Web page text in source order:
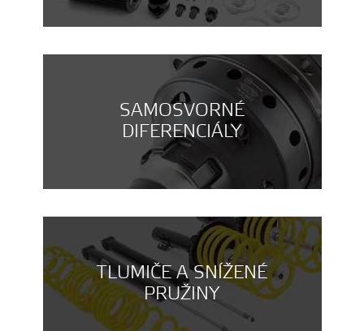
SAMOSVORNÉ
DIFERENCIÁLY
TLUMIČE A SNÍŽENÉ
PRUŽINY